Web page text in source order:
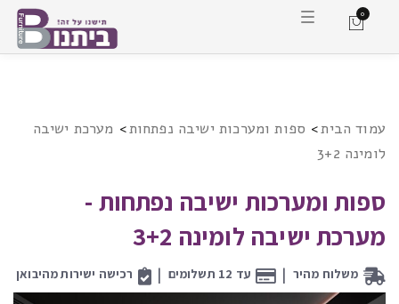
ה
פ
נ
0
עמוד הבית ספות ומערכות ישיבה נפתחות
מערכת ישיבה
לומינה 3+2
ספות ומערכות ישיבה נפתחות -
מערכת ישיבה לומינה 3+2
משלוח מהיר עד 12 תשלומים | רכישה ישירות מהיבואן